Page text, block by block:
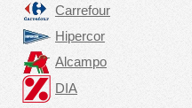
Carrefour
Hipercor
Alcampo
DIA